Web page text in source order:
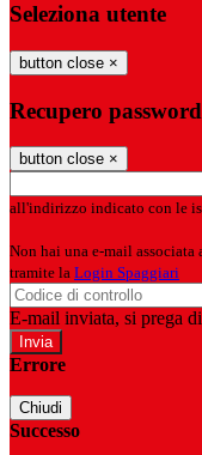
Seleziona utente
button close ×
Recupero password
button close ×
all'indirizzo indicato con le
Non hai una e-mail
tramite la Login Spaggiari
E-mail inviata, si prega
Errore
Chiudi
Successo